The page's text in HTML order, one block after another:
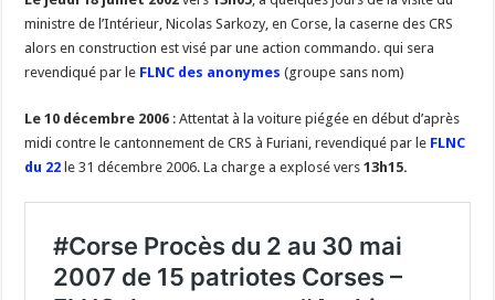
ministre de l’Intérieur, Nicolas Sarkozy, en Corse, la caserne des CRS
alors en construction est visé par une action commando. qui sera
revendiqué par le FLNC des anonymes (groupe sans nom)
Le 10 décembre 2006 : Attentat à la voiture piégée en début d’après
midi contre le cantonnement de CRS à Furiani, revendiqué par le FLNC
du 22 le 31 décembre 2006. La charge a explosé vers13h15.